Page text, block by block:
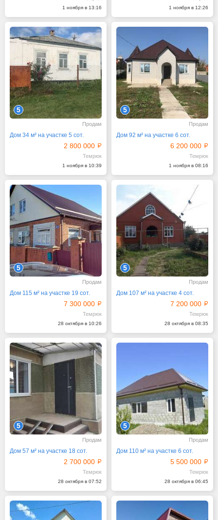
1 ноября в 13:16 1 ноября в 12:26
5
Продам
Дом 34 м² на участке 5 сот.
2 800 000
Темрюк
1 ноября в 10:39
5
Продам
Дом 92 м² на участке 6 сот.
6 200 000
Темрюк
1 ноября в 08:16
5
Продам
Дом 115 м² на участке 19 сот.
7 300 000
Темрюк
28 октября в 10:26
5
Продам
Дом 107 м² на участке 4 сот.
7 200 000
Темрюк
28 октября в 08:35
5
Продам
Дом 57 м² на участке 18 сот.
2 700 000
Темрюк
28 октября в 07:52
5
Продам
Дом 110 м² на участке 6 сот.
5 500 000
Темрюк
28 октября в 06:45